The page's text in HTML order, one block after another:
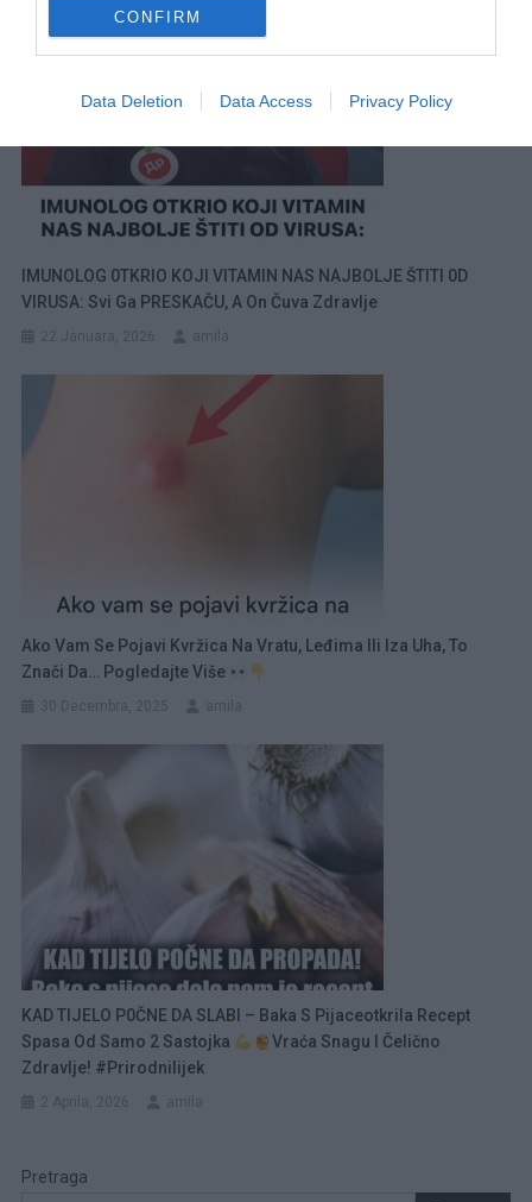
CONFIRM
Data Deletion Data Access Privacy Policy
IMUNOLOG 0TKRIO KOJI VITAMIN NAS NAJBOLJE ŠTITI 0D
VIRUSA: Svi Ga PRESKAČU, A On Čuva Zdravlje
Ako Vam Se Pojavi Kvržica Na Vratu, Leđima Ili Iza Uha, To
Znači Da… Pogledajte Više
KAD TIJELO P0ČNE DA SLABI – Baka S Pijaceotkrila Recept
Spasa Od Samo 2 Sastojka
Vraća Snagu I Čelično
Zdravlje! #prirodnilijek
Pretraga